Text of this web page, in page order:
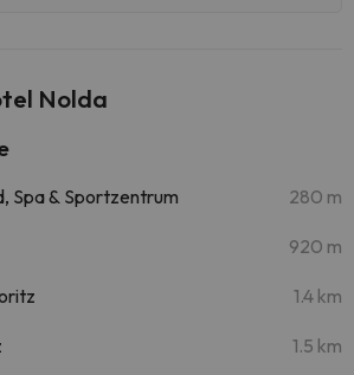
Nolda
Spa & Sportzentrum 280 m
920 m
1.4 km
1.5 km